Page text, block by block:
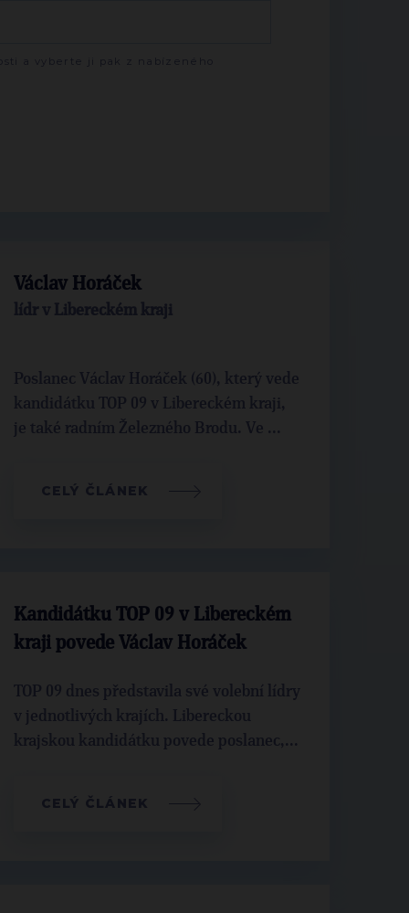
Václav Horáček
lídr v Libereckém kraji
Poslanec Václav Horáček (60), který vede
kandidátku TOP 09 v Libereckém kraji,
je také radním Železného Brodu. Ve ...
CELÝ ČLÁNEK
Kandidátku TOP 09 v Libereckém
kraji povede Václav Horáček
TOP 09 dnes představila své volební lídry
v jednotlivých krajích. Libereckou
krajskou kandidátku povede poslanec,...
CELÝ ČLÁNEK